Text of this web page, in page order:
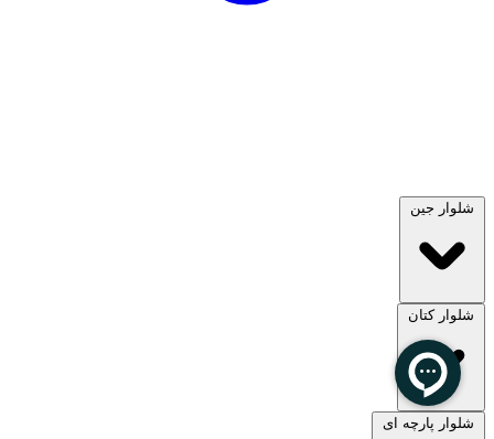
شلوار جین
مشاهده همه
شلوار کتان
شلوار پارچه ای